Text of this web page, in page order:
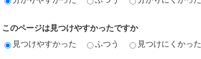
このページは見つけやすかったですか
見つけやすかった
ふつう 見つけにくかった